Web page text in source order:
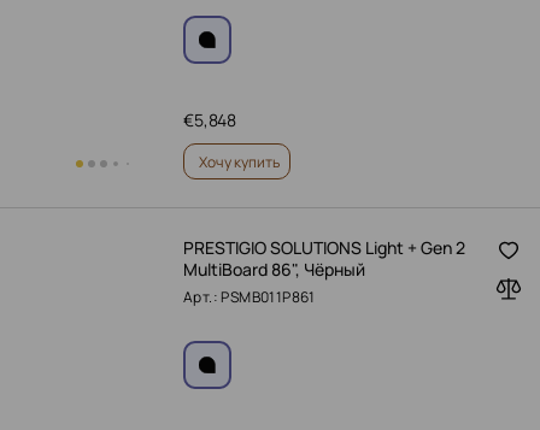
5,848
€
Хочу купить
PRESTIGIO SOLUTIONS Light + Gen 2
MultiBoard 86", Чёрный
Арт.: PSMB011P861